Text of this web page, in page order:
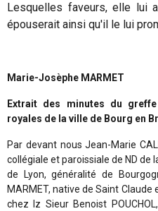
Lesquelles faveurs, elle lui
épouserait ainsi qu'il le lui
Marie-Josèphe MARMET
Extrait des minutes du
royales de la ville de Bourg en
Par devant nous Jean-Marie
collégiale et paroissiale de ND de
de Lyon, généralité de
MARMET, native de Saint
chez lz Sieur Benoist